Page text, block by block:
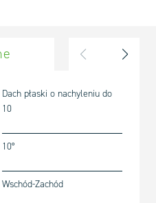
Dach płaski o nachyleniu do
10
10°
Wschód-Zachód